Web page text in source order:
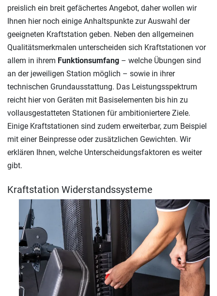
preislich ein breit gefächertes Angebot, daher wollen wir
Ihnen hier noch einige Anhaltspunkte zur Auswahl der
geeigneten Kraftstation geben. Neben den allgemeinen
Qualitätsmerkmalen unterscheiden sich Kraftstationen vor
allem in ihrem Funktionsumfang – welche Übungen sind
an der jeweiligen Station möglich – sowie in ihrer
technischen Grundausstattung. Das Leistungsspektrum
reicht hier von Geräten mit Basiselementen bis hin zu
vollausgestatteten Stationen für ambitioniertere Ziele.
Einige Kraftstationen sind zudem erweiterbar, zum Beispiel
mit einer Beinpresse oder zusätzlichen Gewichten. Wir
erklären Ihnen, welche Unterscheidungsfaktoren es weiter
gibt.
Kraftstation Widerstandssysteme